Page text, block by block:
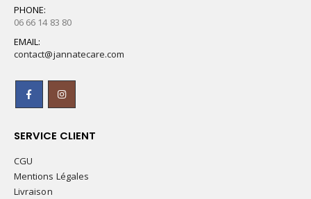
PHONE:
06 66 14 83 80
EMAIL:
contact@jannatecare.com
SERVICE CLIENT
CGU
Mentions Légales
Livraison